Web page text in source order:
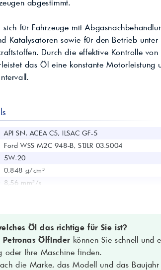
Kontaktieren Sie uns!
abgestimmt.
für Fahrzeuge mit
Katalysatoren sowie für den Betrieb unter
Durch die effektive Kontrolle
das Öl eine konstante Motorleistung
API SN, ACEA C5, ILSAC GF-5
Ford WSS M2C 948-B, STJLR 03.5004
5W-20
0,848 g/cm³
8,56 mm²/s
7,8 mgKOH/g
-48 °C
Pkw, SUV, leichte Nutzfahrzeuge (Benzin & Diesel)
Öl das richtige für Sie ist?
Petronas Ölfinder können Sie schnell und
oder Ihre Maschine finden.
die Marke, das Modell und das Baujahr